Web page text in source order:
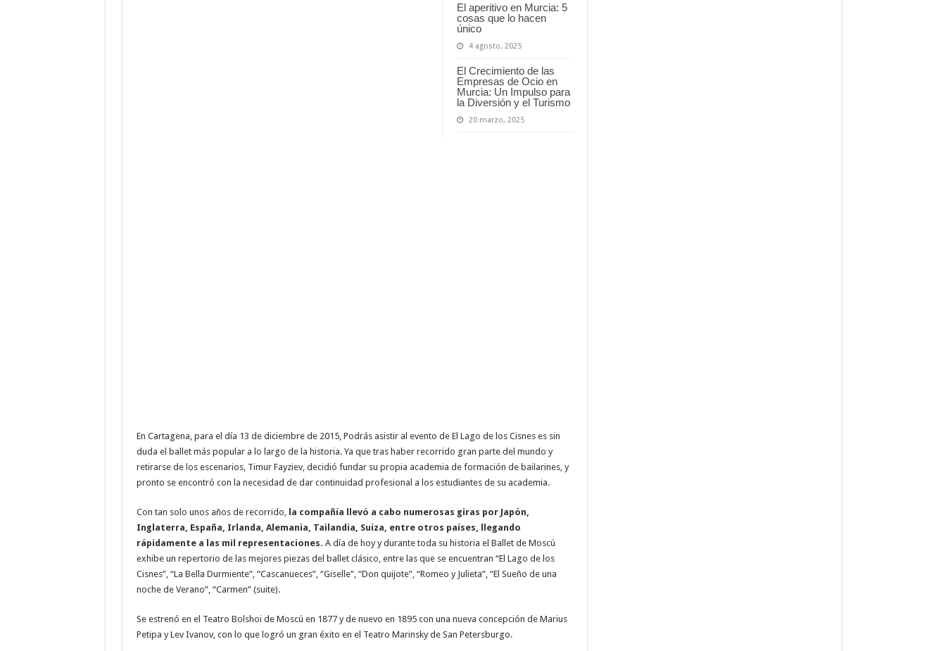
El aperitivo en Murcia: 5
cosas que lo hacen
único
4 agosto, 2025
El Crecimiento de las
Empresas de Ocio en
Murcia: Un Impulso para
la Diversión y el Turismo
20 marzo, 2025
En Cartagena, para el día 13 de diciembre de 2015, Podrás asistir al evento de El Lago de los Cisnes es sin
duda el ballet más popular a lo largo de la historia. Ya que tras haber recorrido gran parte del mundo y
retirarse de los escenarios, Timur Fayziev, decidió fundar su propia academia de formación de bailarines, y
pronto se encontró con la necesidad de dar continuidad profesional a los estudiantes de su academia.
Con tan solo unos años de recorrido, la compañía llevó a cabo numerosas giras por Japón,
Inglaterra, España, Irlanda, Alemania, Tailandia, Suiza, entre otros países, llegando
rápidamente a las mil representaciones. A día de hoy y durante toda su historia el Ballet de Moscú
exhibe un repertorio de las mejores piezas del ballet clásico, entre las que se encuentran “El Lago de los
Cisnes”, “La Bella Durmiente”, “Cascanueces”, “Giselle”, “Don quijote”, “Romeo y Julieta”, “El Sueño de una
noche de Verano”, “Carmen” (suite).
Se estrenó en el Teatro Bolshoi de Moscú en 1877 y de nuevo en 1895 con una nueva concepción de Marius
Petipa y Lev Ivanov, con lo que logró un gran éxito en el Teatro Marinsky de San Petersburgo.